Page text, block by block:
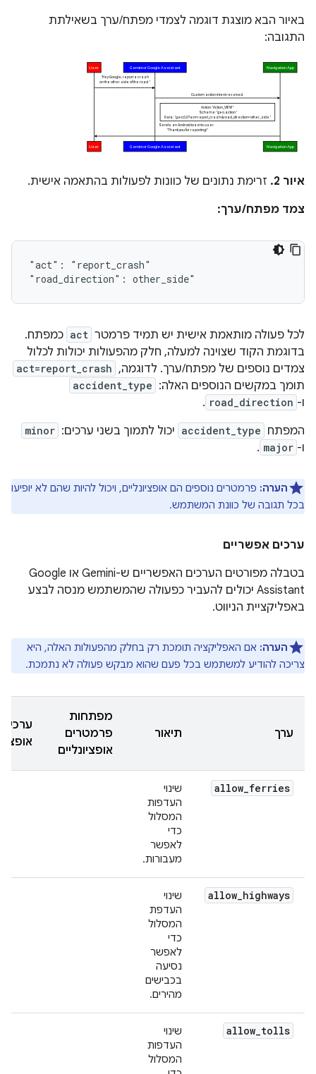
באיור הבא מוצגת דוגמה לצמדי מפתח/ערך בשאילתת
התגובה:
איור 2.
זרימת נתונים של כוונות לפעולות בהתאמה אישית.
צמד מפתח/ערך:
"act":
"report_crash"
"road_direction":
לכל פעולה מותאמת אישית יש תמיד פרמטר act כמפתח.
בדוגמת הקוד שצוינה למעלה, חלק מהפעולות יכולות לכלול
צמדים נוספים של מפתח/ערך. לדוגמה, act=report_crash
תומך במקשים הנוספים האלה: accident_type
ו- road_direction
.
המפתח accident_type יכול לתמוך בשני ערכים: minor
ו- major
.
הערה: פרמטרים נוספים הם אופציונליים, ויכול להיות שהם לא יופיעו
בכל תגובה של כוונת המשתמש.
ערכים אפשריים
בטבלה מפורטים הערכים האפשריים ש-Gemini או Google
Assistant יכולים להעביר כפעולה שהמשתמש מנסה לבצע
באפליקציית הניווט.
הערה: אם האפליקציה תומכת רק בחלק מהפעולות האלה, היא
צריכה להודיע למשתמש בכל פעם שהוא מבקש פעולה לא נתמכת.
ערך תיאור
מפתחות
פרמטרים
אופציונליים
ערכי
allow ferries
שינוי
העדפות
המסלול
כדי
לאפשר
מעבורות.
allow highways
שינוי
העדפת
המסלול
כדי
לאפשר
נסיעה
בכבישים
מהירים.
allow tolls
שינוי
העדפות
המסלול